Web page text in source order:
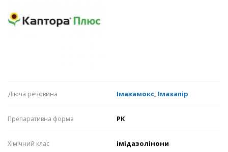
Діюча речовина Імазамокс, Імазапір
Препаративна форма РК
Хімічний клас імідазолінони